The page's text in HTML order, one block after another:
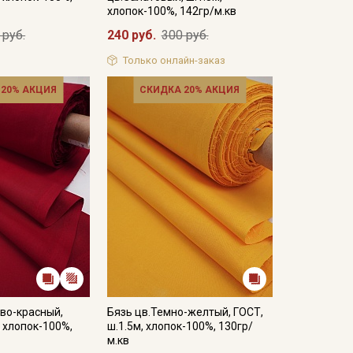
хлопок-100%, 142гр/м.кв
240 руб. 300 руб.
Только онлайн-заказ
АКЦИЯ
красный,
100%,
СКИДКА 20% АКЦИЯ
Бязь цв.Темно-желтый, ГОСТ,
ш.1.5м, хлопок-100%, 130гр/
м.кв